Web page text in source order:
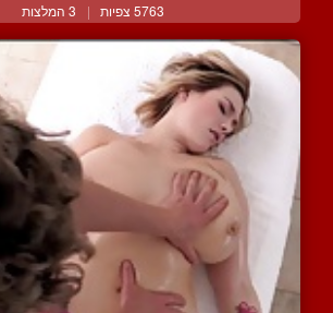
5763 צפיות | 3 המלצות